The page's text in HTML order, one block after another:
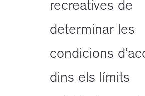
recreatives de
determinar les
condicions
dins els límits